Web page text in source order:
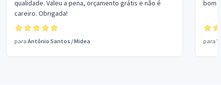
qualidade. Valeu a pena, orçamento grátis e não é
careiro. Obrigada!
para Antônio Santos /Midea
bom
para